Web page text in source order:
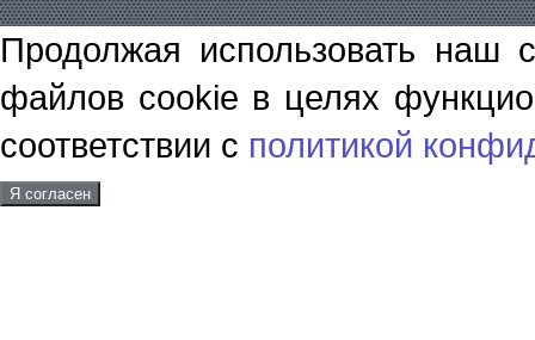
Продолжая использовать наш
файлов cookie в целях
соответствии с политикой
Я согласен